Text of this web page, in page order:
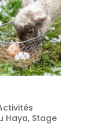
Haya, Stage